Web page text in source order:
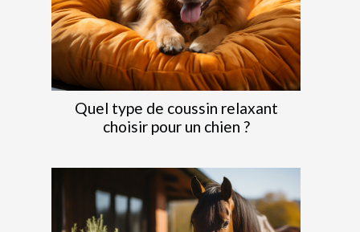
Quel type de coussin relaxant
choisir pour un chien ?